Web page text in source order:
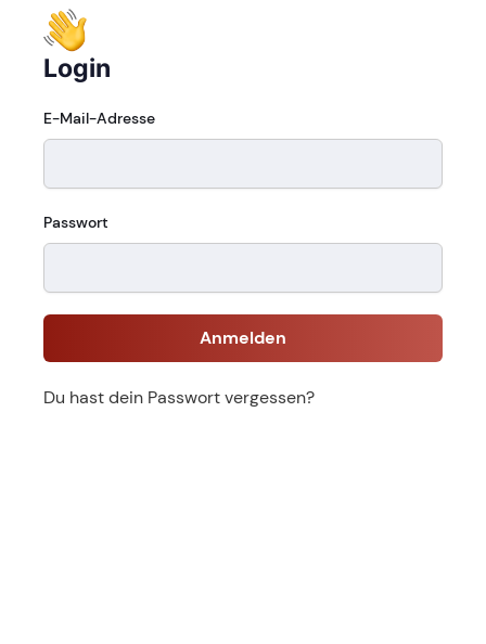
Login
E-Mail-Adresse
Passwort
Anmelden
Du hast dein Passwort vergessen?